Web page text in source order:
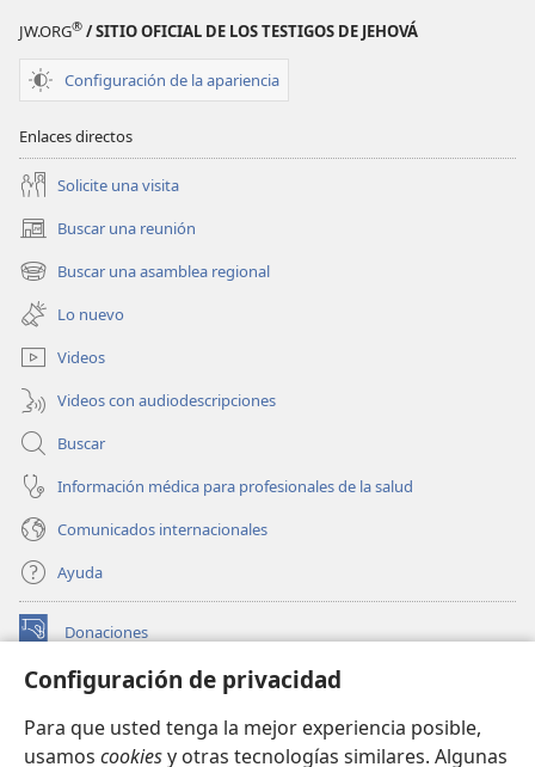
Configuración de privacidad
Para que usted tenga la mejor experiencia posible,
usamos cookiesy otras tecnologías similares. Algunas
JW.ORG® / SITIO OFICIAL DE LOS TESTIGOS DE JEHOVÁ
Configuración de la apariencia
Enlaces directos
Solicite una visita
Buscar una reunión
(abre
una
nueva
ventana)
Buscar una asamblea regional
(abre
una
nueva
ventana)
Lo nuevo
Videos
Videos con audiodescripciones
Buscar
Información médica para profesionales de la salud
Comunicados internacionales
Ayuda
Donaciones
(abre
nueva BIBLIOTECA EN LÍNEA Watchtower™
una
nuevaJW Hub